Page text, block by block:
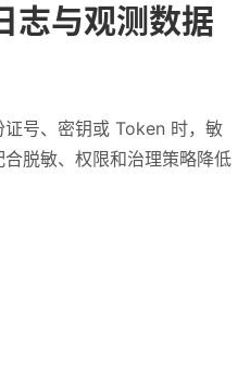
志与观测数据
号、密钥或 Token 时，敏
脱敏、权限和治理策略降低